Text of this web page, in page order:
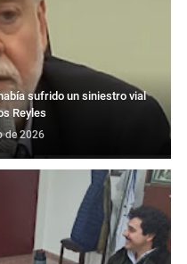
sufrido un siniestro vial
Reyles
de 2026